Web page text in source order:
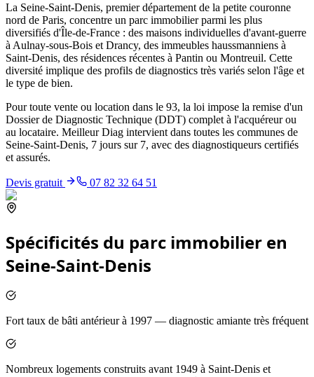
La Seine-Saint-Denis, premier département de la petite couronne
nord de Paris, concentre un parc immobilier parmi les plus
diversifiés d'Île-de-France : des maisons individuelles d'avant-guerre
à Aulnay-sous-Bois et Drancy, des immeubles haussmanniens à
Saint-Denis, des résidences récentes à Pantin ou Montreuil. Cette
diversité implique des profils de diagnostics très variés selon l'âge et
le type de bien.
Pour toute vente ou location dans le 93, la loi impose la remise d'un
Dossier de Diagnostic Technique (DDT) complet à l'acquéreur ou
au locataire. Meilleur Diag intervient dans toutes les communes de
Seine-Saint-Denis, 7 jours sur 7, avec des diagnostiqueurs certifiés
et assurés.
Devis gratuit 07 82 32 64 51
Spécificités du parc immobilier en
Seine-Saint-Denis
Fort taux de bâti antérieur à 1997 — diagnostic amiante très fréquent
Nombreux logements construits avant 1949 à Saint-Denis et